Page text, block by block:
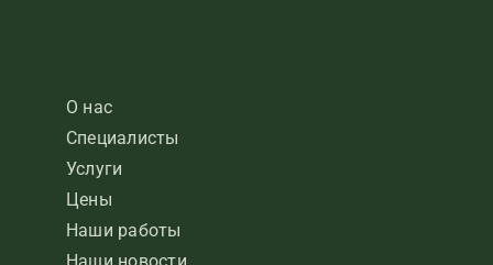
О нас
Специалисты
Услуги
Цены
Наши работы
Наши новости